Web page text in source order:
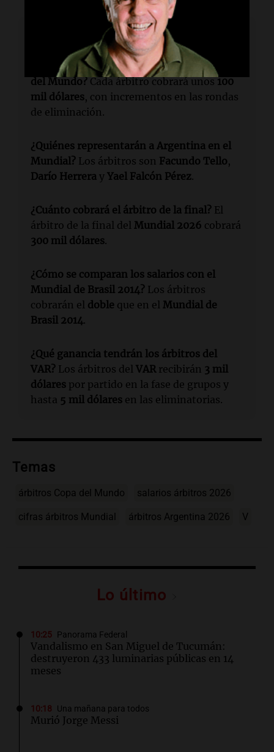
¿Qué cifras cobrarán los árbitros en la Copa
del Mundo? Cada árbitro cobrará unos100
mil dólares, con incrementos en las rondas
de eliminación.
¿Quiénes representarán a Argentina en el
Mundial? Los árbitros son Facundo Tello,
Darío Herrera y Yael Falcón Pérez.
¿Cuánto cobrará el árbitro de la final? El
árbitro de la final del Mundial 2026 cobrará
300 mil dólares.
¿Cómo se comparan los salarios con el
Mundial de Brasil 2014? Los árbitros
cobrarán el doble que en el Mundial de
Brasil 2014.
¿Qué ganancia tendrán los árbitros del
VAR? Los árbitros del VAR recibirán 3 mil
dólares por partido en la fase de grupos y
hasta 5 mil dólares en las eliminatorias.
Temas
árbitros Copa del Mundo salarios árbitros 2026
cifras árbitros Mundial árbitros Argentina 2026 V
Lo último
10:25 Panorama Federal
Vandalismo en San Miguel de Tucumán:
destruyeron 433 luminarias públicas en 14
meses
10:18 Una mañana para todos
Murió Jorge Messi